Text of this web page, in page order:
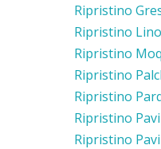
Ripristino
Ripristino
Ripristino
Ripristino
Ripristino
Ripristino
Ripristino